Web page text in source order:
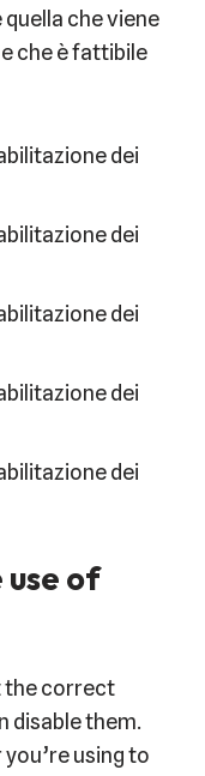
che viene
che è fattibile
dei
dei
dei
dei
dei
use of
the correct
disable them.
using to